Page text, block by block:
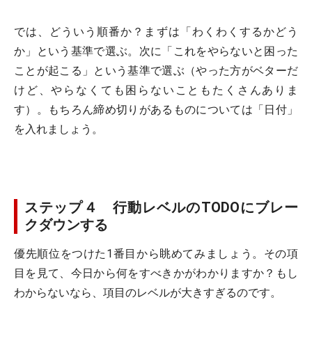
では、どういう順番か？まずは「わくわくするかどう
か」という基準で選ぶ。次に「これをやらないと困った
ことが起こる」という基準で選ぶ（やった方がベターだ
けど、やらなくても困らないこともたくさんありま
す）。もちろん締め切りがあるものについては「日付」
を入れましょう。
ステップ４ 行動レベルのTODOにブレー
クダウンする
優先順位をつけた1番目から眺めてみましょう。その項
目を見て、今日から何をすべきかがわかりますか？もし
わからないなら、項目のレベルが大きすぎるのです。